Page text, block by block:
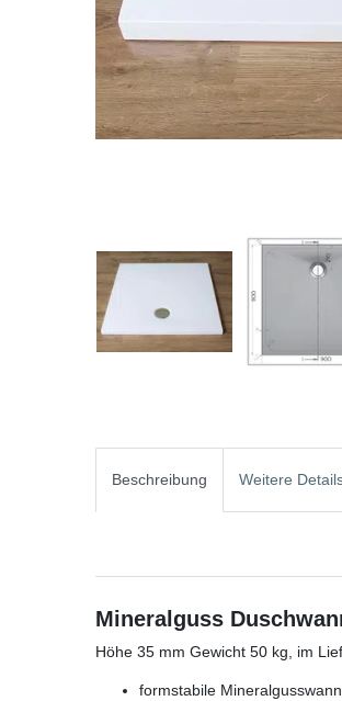
Beschreibung Weitere
Mineralguss
Höhe 35 mm Gewicht 50 kg, im
formstabile